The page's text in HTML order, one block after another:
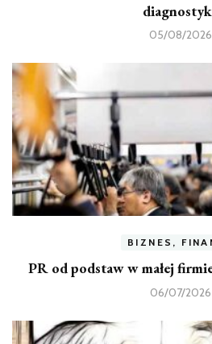
05/08/2026
BIZNES,
PR od podstaw w małej
06/07/2026